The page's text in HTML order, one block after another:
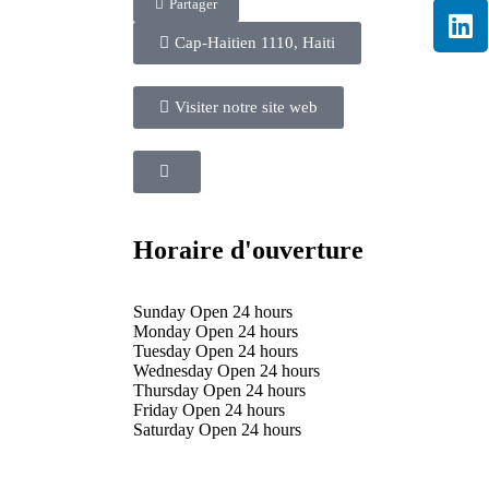
Partager
Cap-Haitien 1110, Haiti
Visiter notre site web
Horaire d'ouverture
Sunday Open 24 hours
Monday Open 24 hours
Tuesday Open 24 hours
Wednesday Open 24 hours
Thursday Open 24 hours
Friday Open 24 hours
Saturday Open 24 hours